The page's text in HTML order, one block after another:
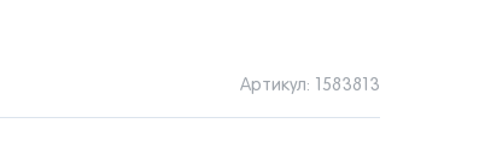
Артикул: 1583813